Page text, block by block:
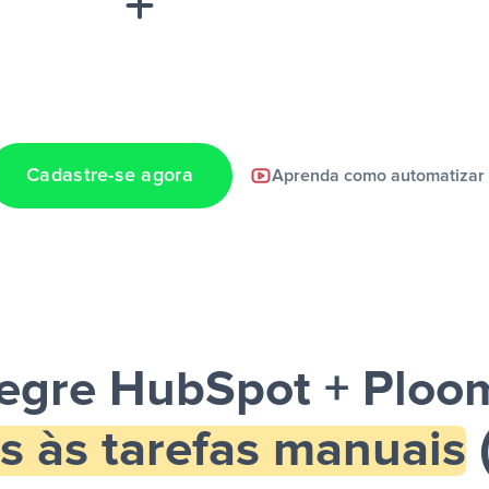
notificação ser
Cadastre-se agora Aprenda como automatizar
HubSpot +
às tarefas manuais